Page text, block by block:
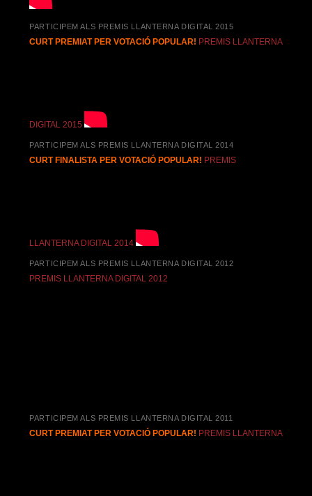
PARTICIPEM ALS PREMIS LLANTERNA DIGITAL 2015
CURT PREMIAT PER VOTACIÓ POPULAR! PREMIS LLANTERNA
DIGITAL 2015
PARTICIPEM ALS PREMIS LLANTERNA DIGITAL 2014
CURT FINALISTA PER VOTACIÓ POPULAR! PREMIS
LLANTERNA DIGITAL 2014
PARTICIPEM ALS PREMIS LLANTERNA DIGITAL 2012
PREMIS LLANTERNA DIGITAL 2012
PARTICIPEM ALS PREMIS LLANTERNA DIGITAL 2011
CURT PREMIAT PER VOTACIÓ POPULAR! PREMIS LLANTERNA